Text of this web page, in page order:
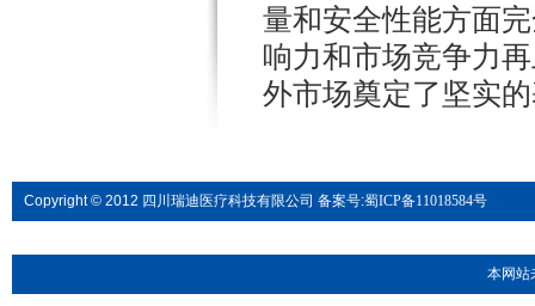
量和安全性能方面
响力和市场竞争力
外市场奠定了坚实
Copyright © 2012 四川瑞迪医疗科技有限公司 备案号:蜀ICP备11018584号
本网站